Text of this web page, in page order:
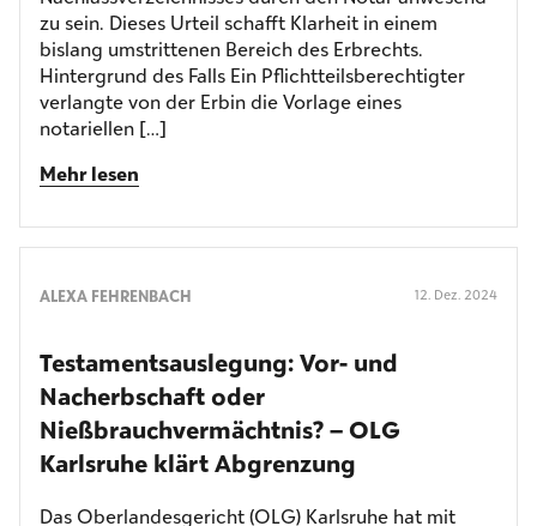
zu sein. Dieses Urteil schafft Klarheit in einem
bislang umstrittenen Bereich des Erbrechts.
Hintergrund des Falls Ein Pflichtteilsberechtigter
verlangte von der Erbin die Vorlage eines
notariellen […]
Mehr lesen
ALEXA FEHRENBACH 12. Dez. 2024
Testamentsauslegung: Vor- und
Nacherbschaft oder
Nießbrauchvermächtnis? – OLG
Karlsruhe klärt Abgrenzung
Das Oberlandesgericht (OLG) Karlsruhe hat mit